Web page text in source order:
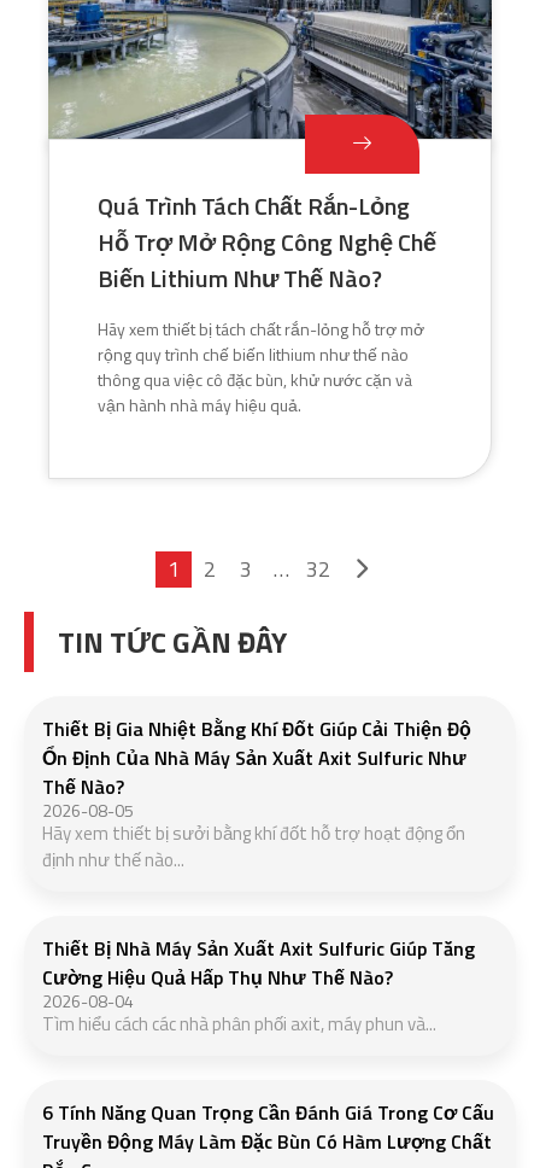
Quá Trình Tách Chất Rắn-Lỏng
Hỗ Trợ Mở Rộng Công Nghệ Chế
Biến Lithium Như Thế Nào?
Hãy xem thiết bị tách chất rắn-lỏng hỗ trợ mở
rộng quy trình chế biến lithium như thế nào
thông qua việc cô đặc bùn, khử nước cặn và
vận hành nhà máy hiệu quả.
1 2 3 … 32
TIN TỨC GẦN ĐÂY
Thiết Bị Gia Nhiệt Bằng Khí Đốt Giúp Cải Thiện Độ
Ổn Định Của Nhà Máy Sản Xuất Axit Sulfuric Như
Thế Nào?
2026-08-05
Hãy xem thiết bị sưởi bằng khí đốt hỗ trợ hoạt động ổn
định như thế nào...
Thiết Bị Nhà Máy Sản Xuất Axit Sulfuric Giúp Tăng
Cường Hiệu Quả Hấp Thụ Như Thế Nào?
2026-08-04
Tìm hiểu cách các nhà phân phối axit, máy phun và...
6 Tính Năng Quan Trọng Cần Đánh Giá Trong Cơ Cấu
Truyền Động Máy Làm Đặc Bùn Có Hàm Lượng Chất